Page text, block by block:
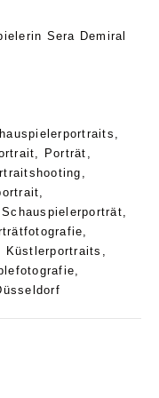
Sera Demiral
Porträt,
Küstlerportraits,